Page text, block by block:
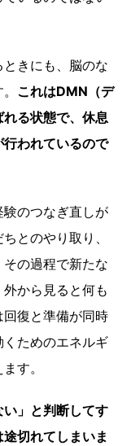
きにも、脳のな
これはDMN（デ
る状態で、休息
われているので
のつなぎ直しが
とのやり取り、
の過程で新たな
から見ると何も
復と準備が同時
ためのエネルギ
す。
」と判断してす
切れてしまいま